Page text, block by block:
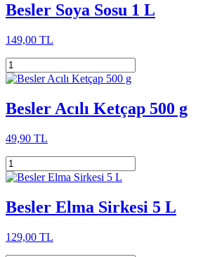
Besler Soya Sosu 1 L
149,00 TL
Besler Acılı Ketçap 500 g
49,90 TL
Besler Elma Sirkesi 5 L
129,00 TL